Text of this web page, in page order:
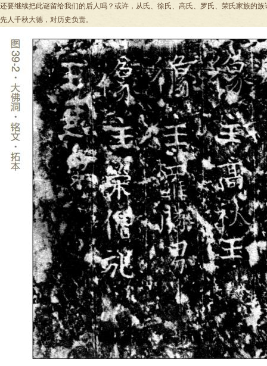
还要继续把此谜留给我们的后人吗？或许，从氏、徐氏、高氏、罗氏、荣氏家族的
先人千秋大德，对历史负责。